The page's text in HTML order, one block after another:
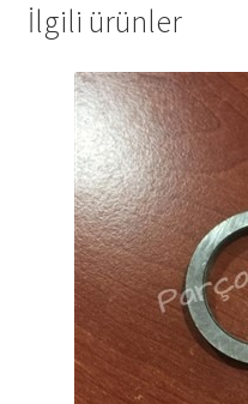
İlgili ürünler